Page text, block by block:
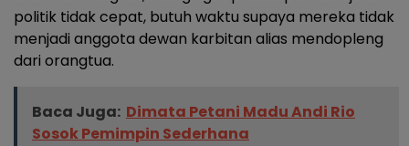
politik tidak cepat, butuh waktu supaya mereka tidak
menjadi anggota dewan karbitan alias mendopleng
dari orangtua.
Baca Juga: Dimata Petani Madu Andi Rio
Sosok Pemimpin Sederhana